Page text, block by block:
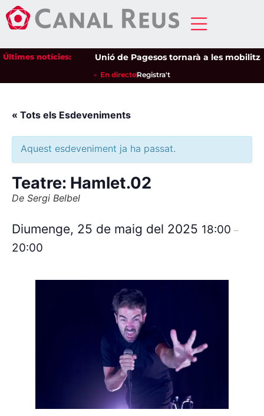
Últimes notícies: Unió de Pagesos tornarà a les
En directeRegistra't
« Tots els Esdeveniments
Aquest esdeveniment ja ha passat.
Teatre: Hamlet.02
De Sergi Belbel
Diumenge, 25 de maig del 2025 18:00 –
20:00